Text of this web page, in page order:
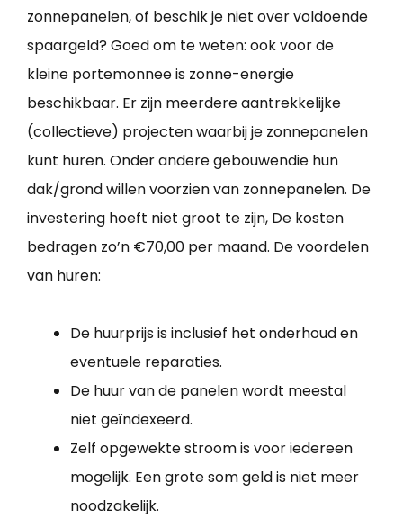
zonnepanelen, of beschik je niet over voldoende
spaargeld? Goed om te weten: ook voor de
kleine portemonnee is zonne-energie
beschikbaar. Er zijn meerdere aantrekkelijke
(collectieve) projecten waarbij je zonnepanelen
kunt huren. Onder andere gebouwendie hun
dak/grond willen voorzien van zonnepanelen. De
investering hoeft niet groot te zijn, De kosten
bedragen zo’n €70,00 per maand. De voordelen
van huren:
De huurprijs is inclusief het onderhoud en
eventuele reparaties.
De huur van de panelen wordt meestal
niet geïndexeerd.
Zelf opgewekte stroom is voor iedereen
mogelijk. Een grote som geld is niet meer
noodzakelijk.